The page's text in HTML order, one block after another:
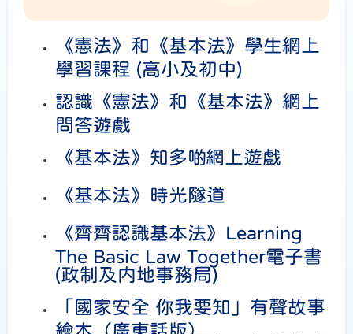
《憲法》和《基本法》學生網上
學習課程 (高小及初中)
認識《憲法》和《基本法》網上
問答遊戲
《基本法》知多啲網上遊戲
《基本法》時光隧道
《齊齊認識基本法》Learning
The Basic Law Together電子書
(政制及内地事務局)
「國家安全 你我要知」有聲故事
繪本（廣東話版）